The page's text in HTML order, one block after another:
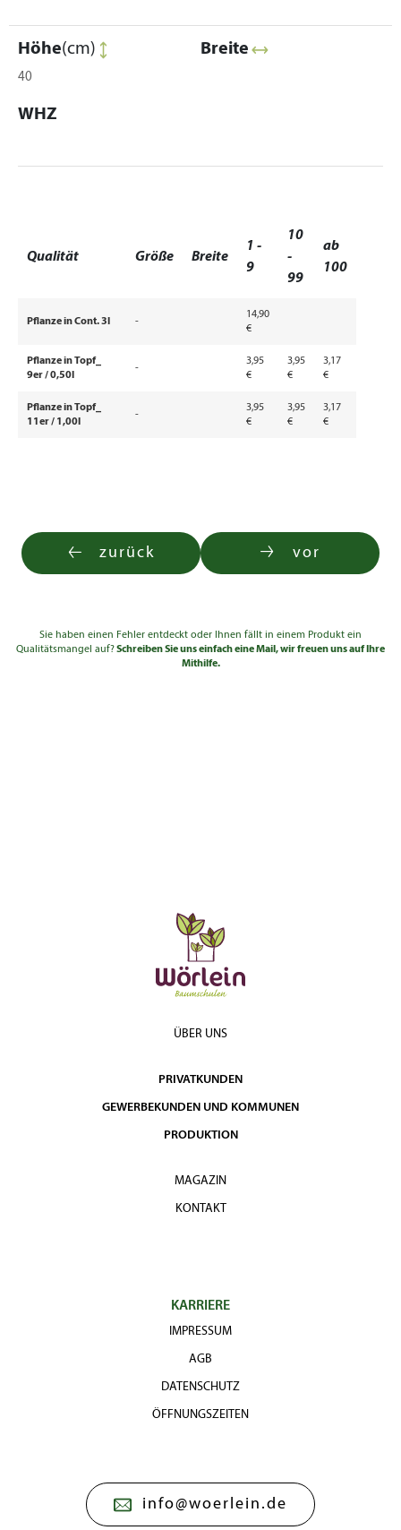
Höhe(cm)
40
Breite
WHZ
Qualität Größe Breite
1 -
9
10
-
99
ab
100
Pflanze in Cont. 3l -
14,90
€
Pflanze in Topf_
9er / 0,50l
-
3,95
€
3,95
€
3,17
€
Pflanze in Topf_
11er / 1,00l
-
3,95
€
3,95
€
3,17
€
zurück vor
Sie haben einen Fehler entdeckt oder Ihnen fällt in einem Produkt ein
Qualitätsmangel auf?Schreiben Sie uns einfach eine Mail, wir freuen uns auf Ihre
Mithilfe.
ÜBER UNS
PRIVATKUNDEN
GEWERBEKUNDEN UND KOMMUNEN
PRODUKTION
MAGAZIN
KONTAKT
KARRIERE
IMPRESSUM
AGB
DATENSCHUTZ
ÖFFNUNGSZEITEN
info@woerlein.de